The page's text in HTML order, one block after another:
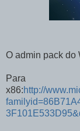
O admin pack do
Para
x86:http://